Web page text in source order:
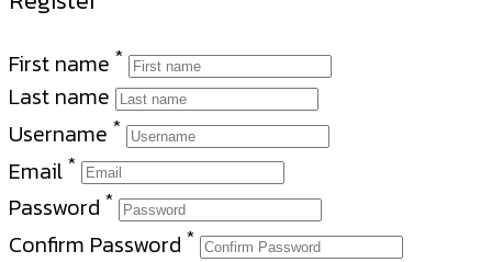
First name *
Last name
Username *
Email *
Password *
Confirm Password *